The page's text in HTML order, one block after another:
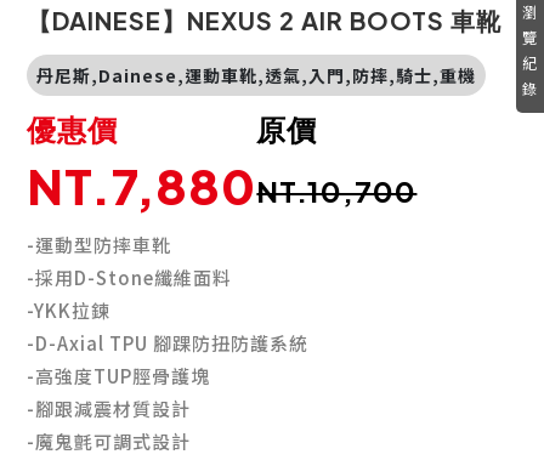
【DAINESE】NEXUS 2 AIR BOOTS 車靴
丹尼斯,Dainese,運動車靴,透氣,入門,防摔,騎士,重機
原價
NT.10,700
優惠價
NT.7,880
-運動型防摔車靴
-採用D-Stone纖維面料
-YKK拉鍊
-D-Axial TPU 腳踝防扭防護系統
-高強度TUP脛骨護塊
-腳跟減震材質設計
-魔鬼氈可調式設計
瀏
覽
紀
錄